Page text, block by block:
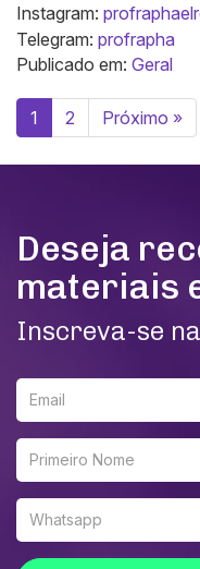
Instagram:
Telegram: profrapha
Publicado em: Geral
1 2 Próximo »
Deseja
materiais
Inscreva-se